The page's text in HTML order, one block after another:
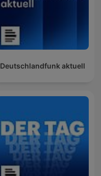
Deutschlandfunk aktuell